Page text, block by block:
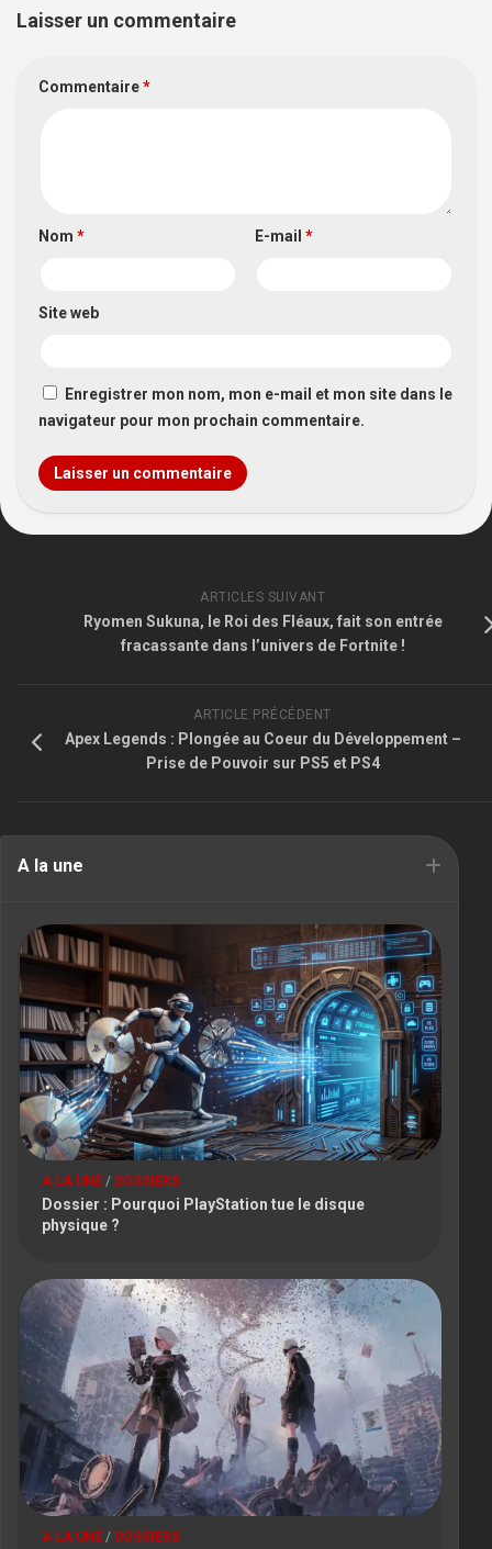
Laisser un commentaire
Commentaire*
Nom * E-mail *
Site web
Enregistrer mon nom, mon e-mail et mon site dans le
navigateur pour mon prochain commentaire.
ARTICLES SUIVANT
Ryomen Sukuna, le Roi des Fléaux, fait son entrée
fracassante dans l’univers de Fortnite !
ARTICLE PRÉCÉDENT
Apex Legends : Plongée au Coeur du Développement –
Prise de Pouvoir sur PS5 et PS4
A la une
A LA UNE / DOSSIERS
Dossier : Pourquoi PlayStation tue le disque
physique ?
A LA UNE / DOSSIERS